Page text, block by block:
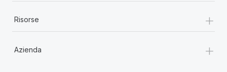
Risorse +
Azienda +